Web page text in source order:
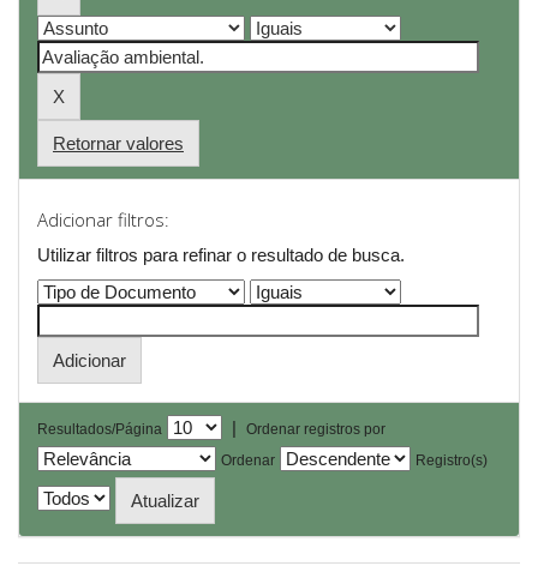
Retornar valores
Adicionar filtros:
Utilizar filtros para refinar o resultado de busca.
Resultados/Página |
Ordenar registros por
Ordenar
Registro(s)